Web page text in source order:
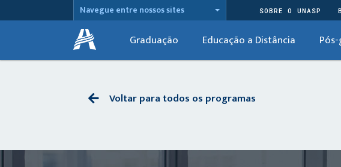
Navegue entre nossos sites SOBRE O UNASP
Graduação Educação a Distância
Voltar para todos os programas